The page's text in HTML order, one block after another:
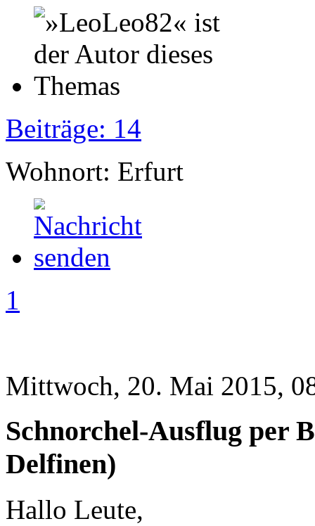
Beiträge: 14
Wohnort: Erfurt
1
Mittwoch, 20. Mai 2015,
Schnorchel-Ausflug per
Delfinen)
Hallo Leute,